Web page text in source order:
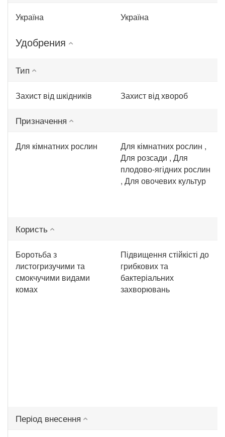
Україна Україна
Удобрения
Тип
Захист від шкідників Захист від хвороб
Призначення
Для кімнатних рослин
Для кімнатних рослин ,
Для розсади , Для
плодово-ягідних рослин
, Для овочевих культур
Користь
Боротьба з
листогризучими та
смокчучими видами
комах
Підвищення стійкісті до
грибкових та
бактеріальних
захворювань
Період внесення